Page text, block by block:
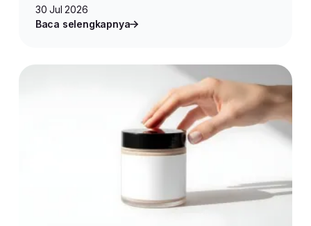
30 Jul 2026
Baca selengkapnya